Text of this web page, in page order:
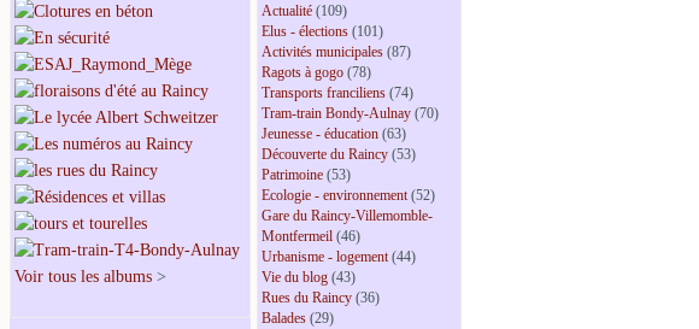
Voir tous les albums >
Actualité (109)
Elus - élections (101)
Activités municipales (87)
Ragots à gogo (78)
Transports franciliens (74)
Tram-train Bondy-Aulnay (70)
Jeunesse - éducation (63)
Découverte du Raincy (53)
Patrimoine (53)
Ecologie - environnement(52)
Gare du Raincy-Villemomble-
Montfermeil (46)
Urbanisme - logement(44)
Vie du blog (43)
Rues du Raincy (36)
Balades (29)